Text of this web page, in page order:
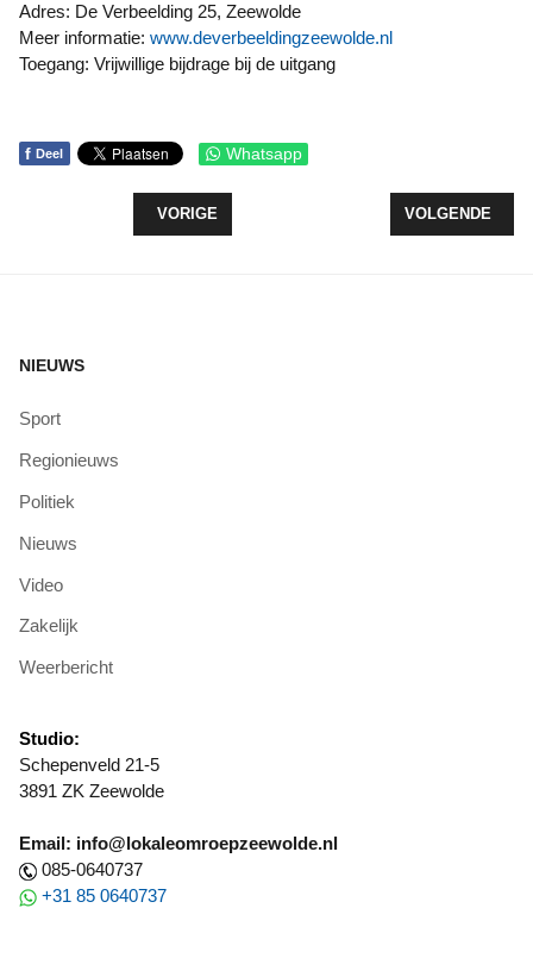
Adres: De Verbeelding 25, Zeewolde
Meer informatie: www.deverbeeldingzeewolde.nl
Toegang: Vrijwillige bijdrage bij de uitgang
f Deel Whatsapp
VORIG ARTIKEL: DE LEEUW SNACKS IN STRIJD
VORIGE VOLGENDE
VOLGENDE
NIEUWS
Sport
Regionieuws
Politiek
Nieuws
Video
Zakelijk
Weerbericht
Studio:
Schepenveld 21-5
3891 ZK Zeewolde
Email: info@lokaleomroepzeewolde.nl
085-0640737
+31 85 0640737